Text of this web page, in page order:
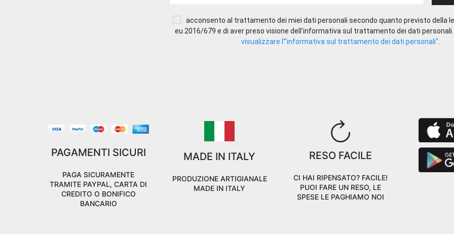
acconsento al trattamento dei miei dati personali secondo quanto previsto della
eu 2016/679 e di aver preso visione dell'informativa sul trattamento dei dati personali.
visualizzare l'"informativa sul trattamento dei dati personali"
PAGAMENTI SICURI
PAGA SICURAMENTE
TRAMITE PAYPAL, CARTA DI
CREDITO O BONIFICO
BANCARIO
MADE IN ITALY
PRODUZIONE ARTIGIANALE
MADE IN ITALY
RESO FACILE
CI HAI RIPENSATO? FACILE!
PUOI FARE UN RESO, LE
SPESE LE PAGHIAMO NOI